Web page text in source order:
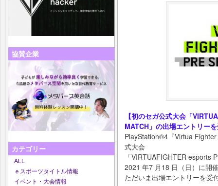
協賛企業
カテゴリー
ALL
ｅスポーツタイトル情報
イベント・大会情報
【初のセガ公式大会「
MATCH」の出場エントリー
PlayStation®4『Virtua
式大会
「VIRTUAFIGHTER esports
2021 年7 月18 日（日）に開
ただいま出場エントリーを受